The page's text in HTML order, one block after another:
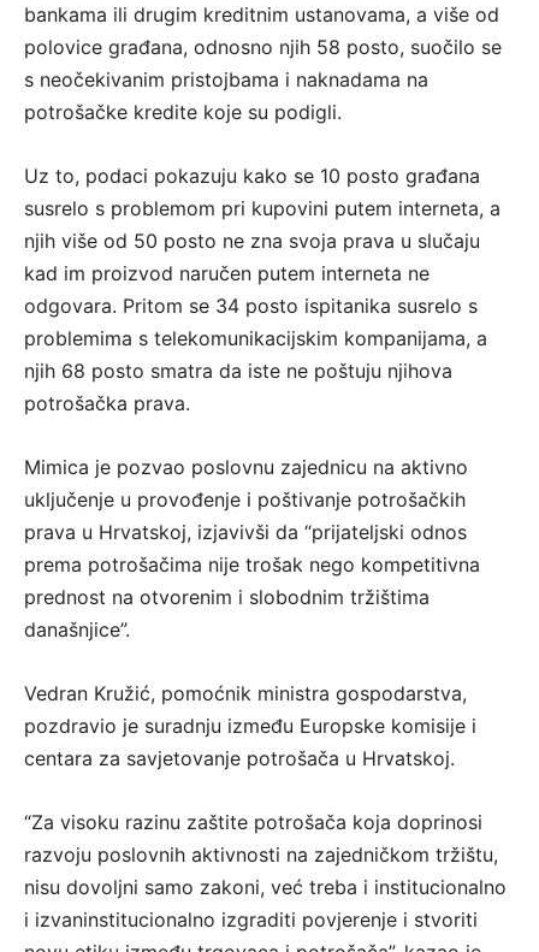
bankama ili drugim kreditnim ustanovama, a više od
polovice građana, odnosno njih 58 posto, suočilo se
s neočekivanim pristojbama i naknadama na
potrošačke kredite koje su podigli.
Uz to, podaci pokazuju kako se 10 posto građana
susrelo s problemom pri kupovini putem interneta, a
njih više od 50 posto ne zna svoja prava u slučaju
kad im proizvod naručen putem interneta ne
odgovara. Pritom se 34 posto ispitanika susrelo s
problemima s telekomunikacijskim kompanijama, a
njih 68 posto smatra da iste ne poštuju njihova
potrošačka prava.
Mimica je pozvao poslovnu zajednicu na aktivno
uključenje u provođenje i poštivanje potrošačkih
prava u Hrvatskoj, izjavivši da “prijateljski odnos
prema potrošačima nije trošak nego kompetitivna
prednost na otvorenim i slobodnim tržištima
današnjice”.
Vedran Kružić, pomoćnik ministra gospodarstva,
pozdravio je suradnju između Europske komisije i
centara za savjetovanje potrošača u Hrvatskoj.
“Za visoku razinu zaštite potrošača koja doprinosi
razvoju poslovnih aktivnosti na zajedničkom tržištu,
nisu dovoljni samo zakoni, već treba i institucionalno
i izvaninstitucionalno izgraditi povjerenje i stvoriti